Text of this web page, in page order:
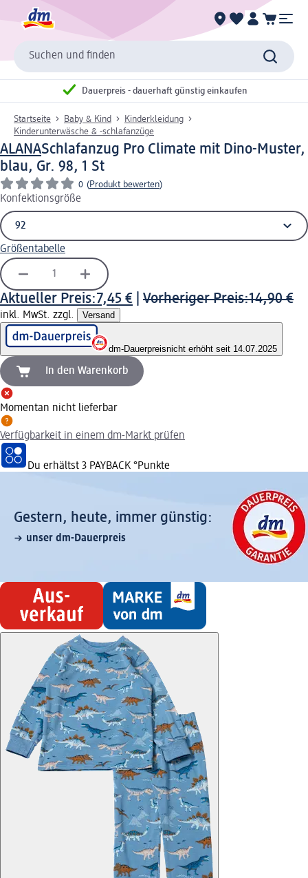
Suchen und finden
Dauerpreis - dauerhaft günstig einkaufen
Startseite Baby & Kind
Kinderkleidung
Kinderunterwäsche & -schlafanzüge
ALANASchlafanzug Pro Climate mit Dino-Muster,
blau, Gr. 98, 1 St
0 (Produkt bewerten)
Konfektionsgröße
Größentabelle
Aktueller Preis:7,45 € Vorheriger Preis:14,90 €
inkl. MwSt. zzgl. Versand
dm-Dauerpreisnicht erhöht seit 14.07.2025
In den Warenkorb
Momentan nicht lieferbar
Verfügbarkeit in einem dm-Markt prüfen
Du erhältst 3 PAYBACK °Punkte
Gestern, heute, immer günstig:
unser dm-Dauerpreis